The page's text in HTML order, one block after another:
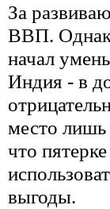
За
ВВП.
начал
Индия - в
место лишь
что
выгоды.